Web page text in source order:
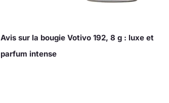
Avis sur la bougie Votivo 192, 8 g : luxe et
parfum intense